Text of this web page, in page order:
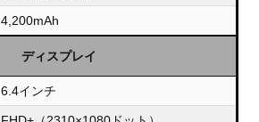
4,200mAh
ディスプレイ
6.4インチ